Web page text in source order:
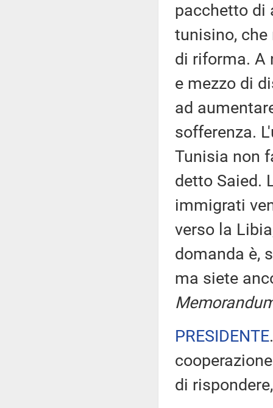
pacchetto di
tunisino,
di riforma. A
e mezzo di
ad
sofferenza.
Tunisia non
detto Saied.
immigrati
verso la
domanda è,
ma siete
PRESIDENTE
di